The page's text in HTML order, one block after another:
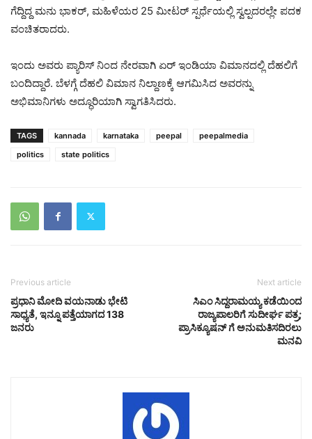
ಗೆದ್ದಿದ್ದ ಮನು ಭಾಕರ್, ಮಹಿಳೆಯರ 25 ಮೀಟರ್ ಸ್ಪರ್ಧೆಯಲ್ಲಿ ಸ್ವಲ್ಪದರಲ್ಲೇ ಪದಕ
ವಂಚಿತರಾದರು.
ಇಂದು ಅವರು ಪ್ಯಾರಿಸ್ ನಿಂದ ನೇರವಾಗಿ ಏರ್ ಇಂಡಿಯಾ ವಿಮಾನದಲ್ಲಿ ದೆಹಲಿಗೆ
ಬಂದಿದ್ದಾರೆ. ಬೆಳಗ್ಗೆ ದೆಹಲಿ ವಿಮಾನ ನಿಲ್ದಾಣಕ್ಕೆ ಆಗಮಿಸಿದ ಅವರನ್ನು
ಅಭಿಮಾನಿಗಳು ಅದ್ಧೂರಿಯಾಗಿ ಸ್ವಾಗತಿಸಿದರು.
TAGS kannada karnataka peepal
peepalmedia
politics
state politics
Previous article
ಪ್ರಧಾನಿ ಮೋದಿ ವಯನಾಡು ಭೇಟಿ
ಸಾಧ್ಯತೆ, ಇನ್ನೂ ಪತ್ತೆಯಾಗದ 138
ಜನರು
Next article
ಸಿಎಂ ಸಿದ್ದರಾಮಯ್ಯ ಕಡೆಯಿಂದ
ರಾಜ್ಯಪಾಲರಿಗೆ ಸುದೀರ್ಘ ಪತ್ರ;
ಪ್ರಾಸಿಕ್ಯೂಷನ್ ಗೆ ಅನುಮತಿಸದಿರಲು
ಮನವಿ